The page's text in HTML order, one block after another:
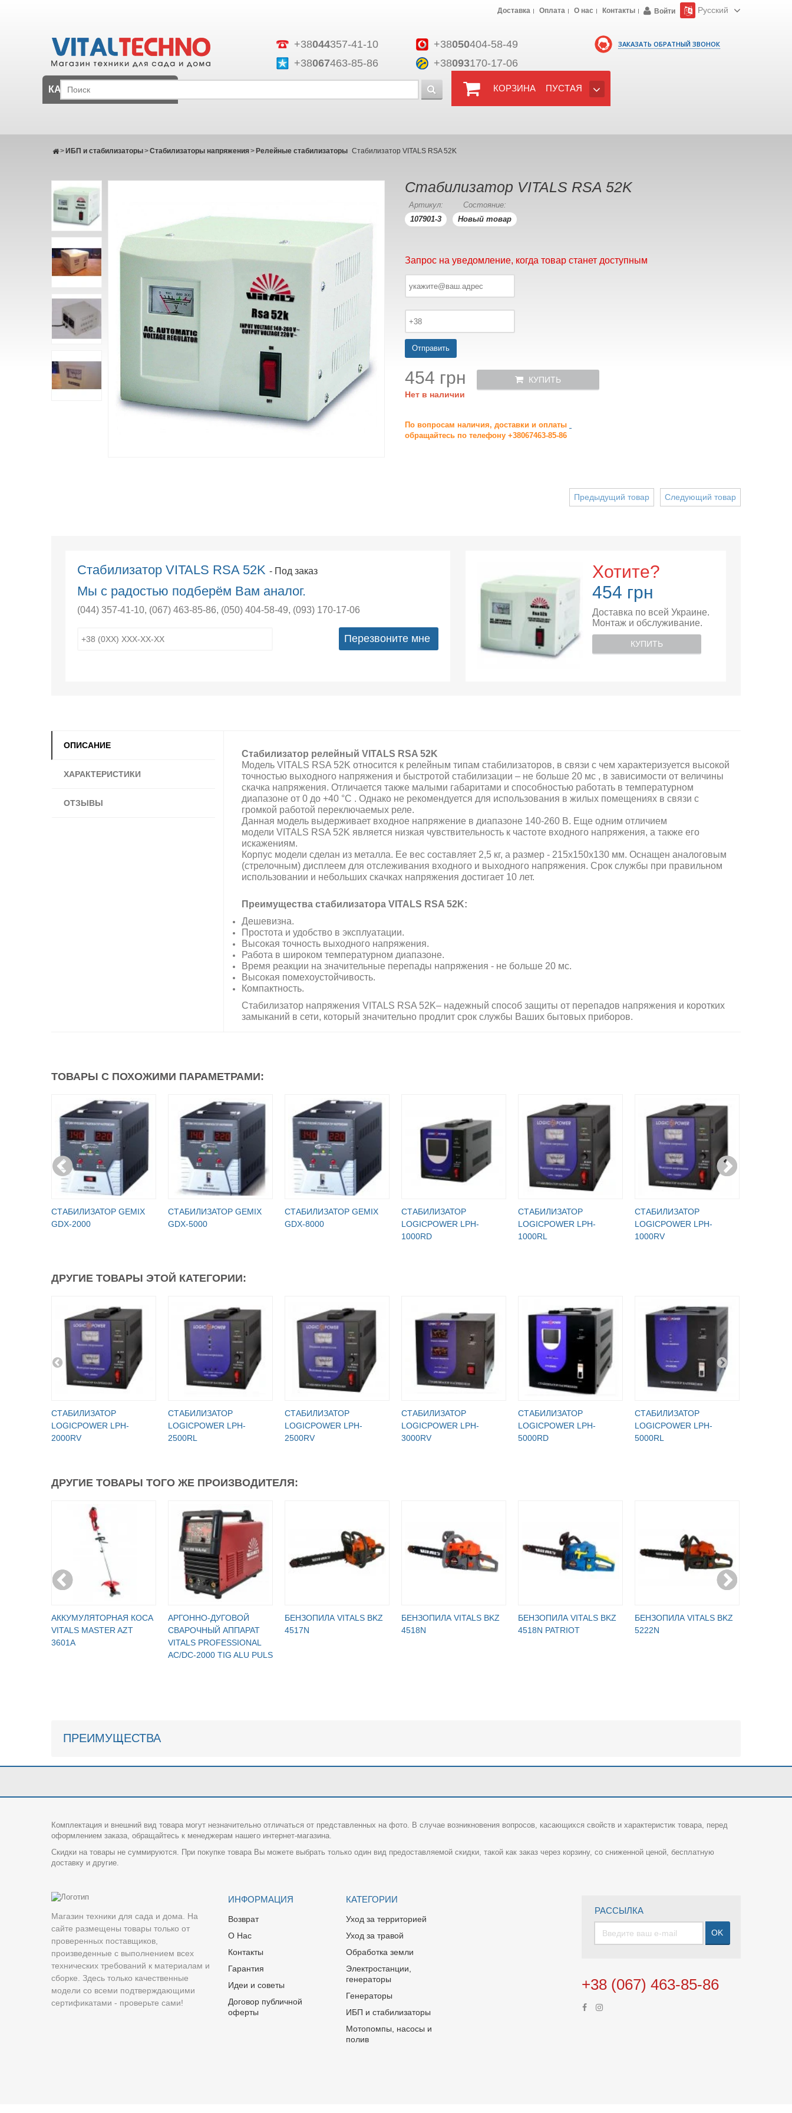
ЗАКАЗАТЬ ОБРАТНЫЙ ЗВОНОК
+38044357-41-10 +38050404-58-49
+38067463-85-86 +38093170-17-06
Доставка Оплата О нас Контакты Войти Русский
КОРЗИНА ПУСТАЯ
КАТАЛОГ
ИБП и стабилизаторы
> Стабилизаторы напряжения
> Релейные стабилизаторы
> Стабилизатор VITALS RSA 52K
Стабилизатор VITALS RSA 52K
Артикул:
107901-3
Состояние:
Новый товар
Запрос на уведомление, когда товар станет доступным
Отправить
454 грн
Нет в наличии
КУПИТЬ
По вопросам наличия, доставки и оплаты
обращайтесь по телефону +38067463-85-86
Следующий товар
Предыдущий товар
Стабилизатор VITALS RSA 52K- Под заказ
Мы с радостью подберём Вам аналог.
(044) 357-41-10, (067) 463-85-86, (050) 404-58-49, (093) 170-17-06
Перезвоните мне
Хотите?
454 грн
Доставка по всей Украине.
Монтаж и обслуживание.
КУПИТЬ
ОПИСАНИЕ
ХАРАКТЕРИСТИКИ
ОТЗЫВЫ
Стабилизатор релейный VITALS RSA 52K
Модель VITALS RSA 52K относится к релейным типам стабилизаторов, в связи с чем характеризуется высокой
точностью выходного напряжения и быстротой стабилизации – не больше 20 мс , в зависимости от величины
скачка напряжения. Отличается также малыми габаритами и способностью работать в температурном
диапазоне от 0 до +40 °С . Однако не рекомендуется для использования в жилых помещениях в связи с
громкой работой переключаемых реле.
Данная модель выдерживает входное напряжение в диапазоне 140-260 В. Еще одним отличием
модели VITALS RSA 52K является низкая чувствительность к частоте входного напряжения, а также его
искажениям.
Корпус модели сделан из металла. Ее вес составляет 2,5 кг, а размер - 215х150х130 мм. Оснащен аналоговым
(стрелочным) дисплеем для отслеживания входного и выходного напряжения. Срок службы при правильном
использовании и небольших скачках напряжения достигает 10 лет.
Преимущества cтабилизатора VITALS RSA 52K:
Дешевизна.
Простота и удобство в эксплуатации.
Высокая точность выходного напряжения.
Работа в широком температурном диапазоне.
Время реакции на значительные перепады напряжения - не больше 20 мс.
Высокая помехоустойчивость.
Компактность.
Стабилизатор напряжения VITALS RSA 52K– надежный способ защиты от перепадов напряжения и коротких
замыканий в сети, который значительно продлит срок службы Ваших бытовых приборов.
ТОВАРЫ С ПОХОЖИМИ ПАРАМЕТРАМИ:
СТАБИЛИЗАТОР GEMIX
GDX-2000
СТАБИЛИЗАТОР GEMIX
GDX-5000
СТАБИЛИЗАТОР GEMIX
GDX-8000
СТАБИЛИЗАТОР
LOGICPOWER LPH-
1000RD
СТАБИЛИЗАТОР
LOGICPOWER LPH-
1000RL
СТАБИЛИЗАТОР
LOGICPOWER LPH-
1000RV
ДРУГИЕ ТОВАРЫ ЭТОЙ КАТЕГОРИИ:
СТАБИЛИЗАТОР
LOGICPOWER LPH-
2000RV
СТАБИЛИЗАТОР
LOGICPOWER LPH-
2500RL
СТАБИЛИЗАТОР
LOGICPOWER LPH-
2500RV
СТАБИЛИЗАТОР
LOGICPOWER LPH-
3000RV
СТАБИЛИЗАТОР
LOGICPOWER LPH-
5000RD
СТАБИЛИЗАТОР
LOGICPOWER LPH-
5000RL
ДРУГИЕ ТОВАРЫ ТОГО ЖЕ ПРОИЗВОДИТЕЛЯ:
АККУМУЛЯТОРНАЯ КОСА
VITALS MASTER AZT
3601A
АРГОННО-ДУГОВОЙ
СВАРОЧНЫЙ АППАРАТ
VITALS PROFESSIONAL
AC/DC-2000 TIG ALU PULS
БЕНЗОПИЛА VITALS BKZ
4517N
БЕНЗОПИЛА VITALS BKZ
4518N
БЕНЗОПИЛА VITALS BKZ
4518N PATRIOT
БЕНЗОПИЛА VITALS BKZ
5222N
ПРЕИМУЩЕСТВА
Комплектация и внешний вид товара могут незначительно отличаться от представленных на фото. В случае возникновения вопросов, касающихся свойств и характеристик товара, перед
оформлением заказа, обращайтесь к менеджерам нашего интернет-магазина.
Скидки на товары не суммируются. При покупке товара Вы можете выбрать только один вид предоставляемой скидки, такой как заказ через корзину, со сниженной ценой, бесплатную
доставку и другие.
Магазин техники для сада и дома. На
сайте размещены товары только от
проверенных поставщиков,
произведенные с выполнением всех
технических требований к материалам и
сборке. Здесь только качественные
модели со всеми подтверждающими
сертификатами - проверьте сами!
ИНФОРМАЦИЯ
Возврат
О Нас
Контакты
Гарантия
Идеи и советы
Договор публичной
оферты
КАТЕГОРИИ
Уход за территорией
Уход за травой
Обработка земли
Электростанции,
генераторы
Генераторы
ИБП и стабилизаторы
Мотопомпы, насосы и
полив
РАССЫЛКА
OK
+38 (067) 463-85-86